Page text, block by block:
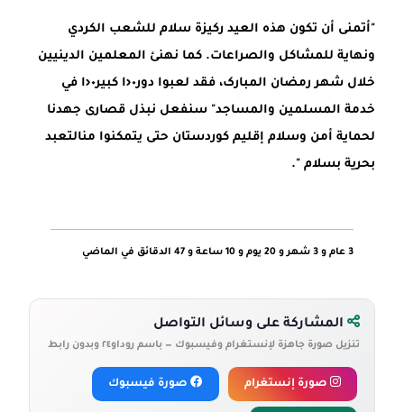
"أتمنى أن تکون هذه العيد رکيزة سلام للشعب الکردي
ونهاية للمشاکل والصراعات. کما نهنئ المعلمين الدينيين
خلال شهر رمضان المبارک، فقد لعبوا دور٠‹ا کبير٠‹ا
في
خدمة المسلمين والمساجد" سنفعل نبذل قصارى جهدنا
لحماية أمن وسلام إقليم کوردستان حتى يتمکنوا منالتعبد
بحرية بسلام ".
3 عام و 3 شهر و 20 يوم و 10 ساعة و 47 الدقائق في الماضي
المشاركة على وسائل التواصل
تنزيل صورة جاهزة لإنستغرام وفيسبوك — باسم روداو٢٤ وبدون رابط
صورة إنستغرام صورة فيسبوك